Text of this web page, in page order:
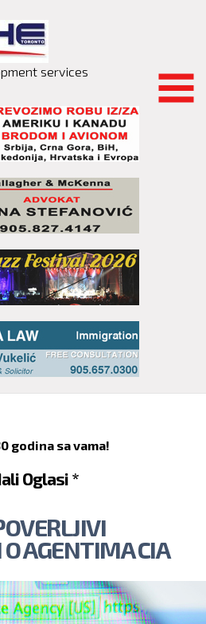
godina sa vama!
Oglasi *
AGENTIMA CIA